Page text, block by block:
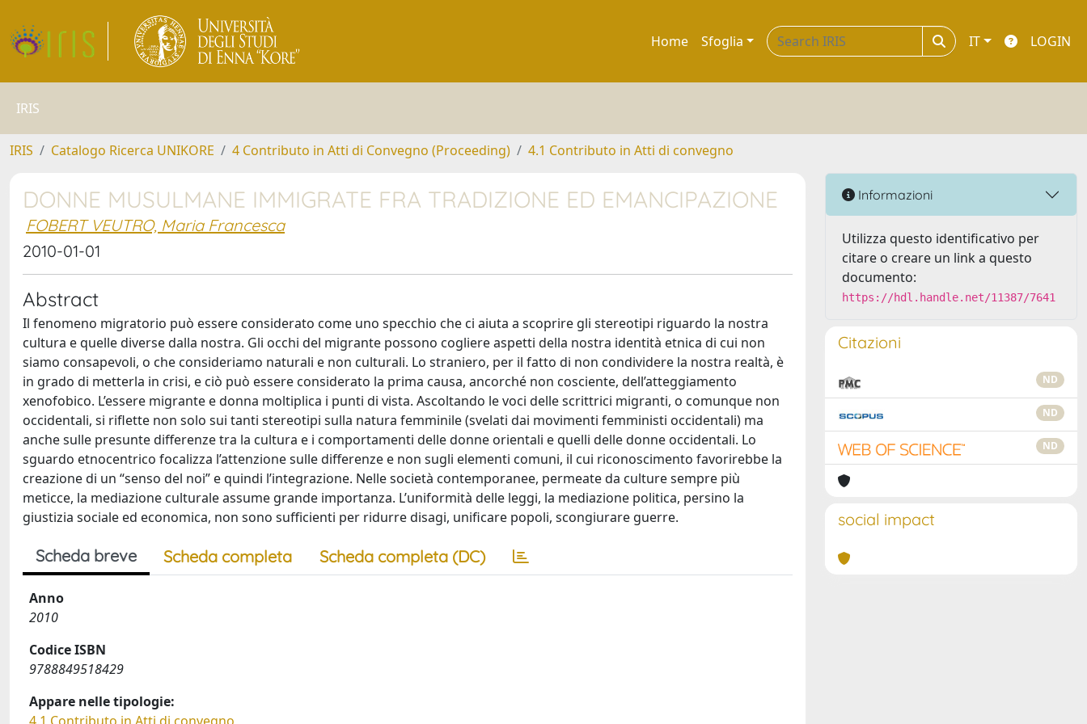
Home Sfoglia IT LOGIN
IRIS
IRIS Catalogo Ricerca UNIKORE 4 Contributo in Atti di Convegno (Proceeding) 4.1 Contributo in Atti di convegno
DONNE MUSULMANE IMMIGRATE FRA TRADIZIONE ED EMANCIPAZIONE
FOBERT VEUTRO, Maria Francesca
2010-01-01
Abstract
Il fenomeno migratorio può essere considerato come uno specchio che ci aiuta a scoprire gli stereotipi riguardo la nostra
cultura e quelle diverse dalla nostra. Gli occhi del migrante possono cogliere aspetti della nostra identità etnica di cui non
siamo consapevoli, o che consideriamo naturali e non culturali. Lo straniero, per il fatto di non condividere la nostra realtà, è
in grado di metterla in crisi, e ciò può essere considerato la prima causa, ancorché non cosciente, dell’atteggiamento
xenofobico. L’essere migrante e donna moltiplica i punti di vista. Ascoltando le voci delle scrittrici migranti, o comunque non
occidentali, si riflette non solo sui tanti stereotipi sulla natura femminile (svelati dai movimenti femministi occidentali) ma
anche sulle presunte differenze tra la cultura e i comportamenti delle donne orientali e quelli delle donne occidentali. Lo
sguardo etnocentrico focalizza l’attenzione sulle differenze e non sugli elementi comuni, il cui riconoscimento favorirebbe la
creazione di un “senso del noi” e quindi l’integrazione. Nelle società contemporanee, permeate da culture sempre più
meticce, la mediazione culturale assume grande importanza. L’uniformità delle leggi, la mediazione politica, persino la
giustizia sociale ed economica, non sono sufficienti per ridurre disagi, unificare popoli, scongiurare guerre.
Scheda breve Scheda completa Scheda completa (DC)
Anno
2010
Codice ISBN
9788849518429
Appare nelle tipologie:
Informazioni
Utilizza questo identificativo per
citare o creare un link a questo
documento:
https://hdl.handle.net/11387/7641
Citazioni
ND
ND
ND
social impact